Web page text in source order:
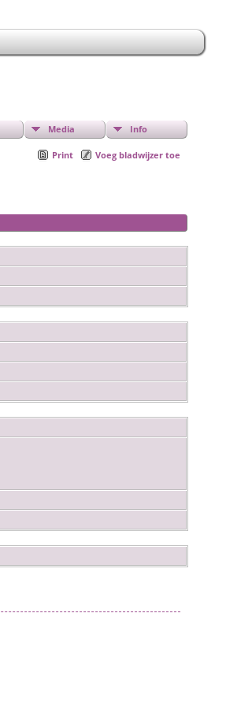
Media Info
Print Voeg bladwijzer toe